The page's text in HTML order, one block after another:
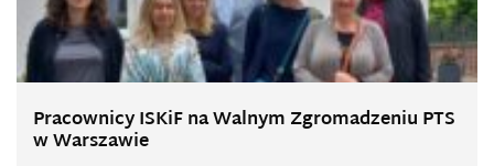
Pracownicy ISKiF na Walnym Zgromadzeniu PTS
w Warszawie